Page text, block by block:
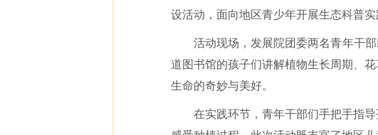
设活动，面向地区青少年开展生态科普实
活动现场，发展院团委两名青年干
道图书馆的孩子们讲解植物生长周期、
生命的奇妙与美好。
在实践环节，青年干部们手把手指